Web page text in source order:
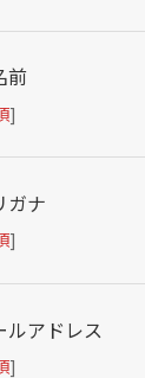
前
]
ガナ
]
ルアドレス
]